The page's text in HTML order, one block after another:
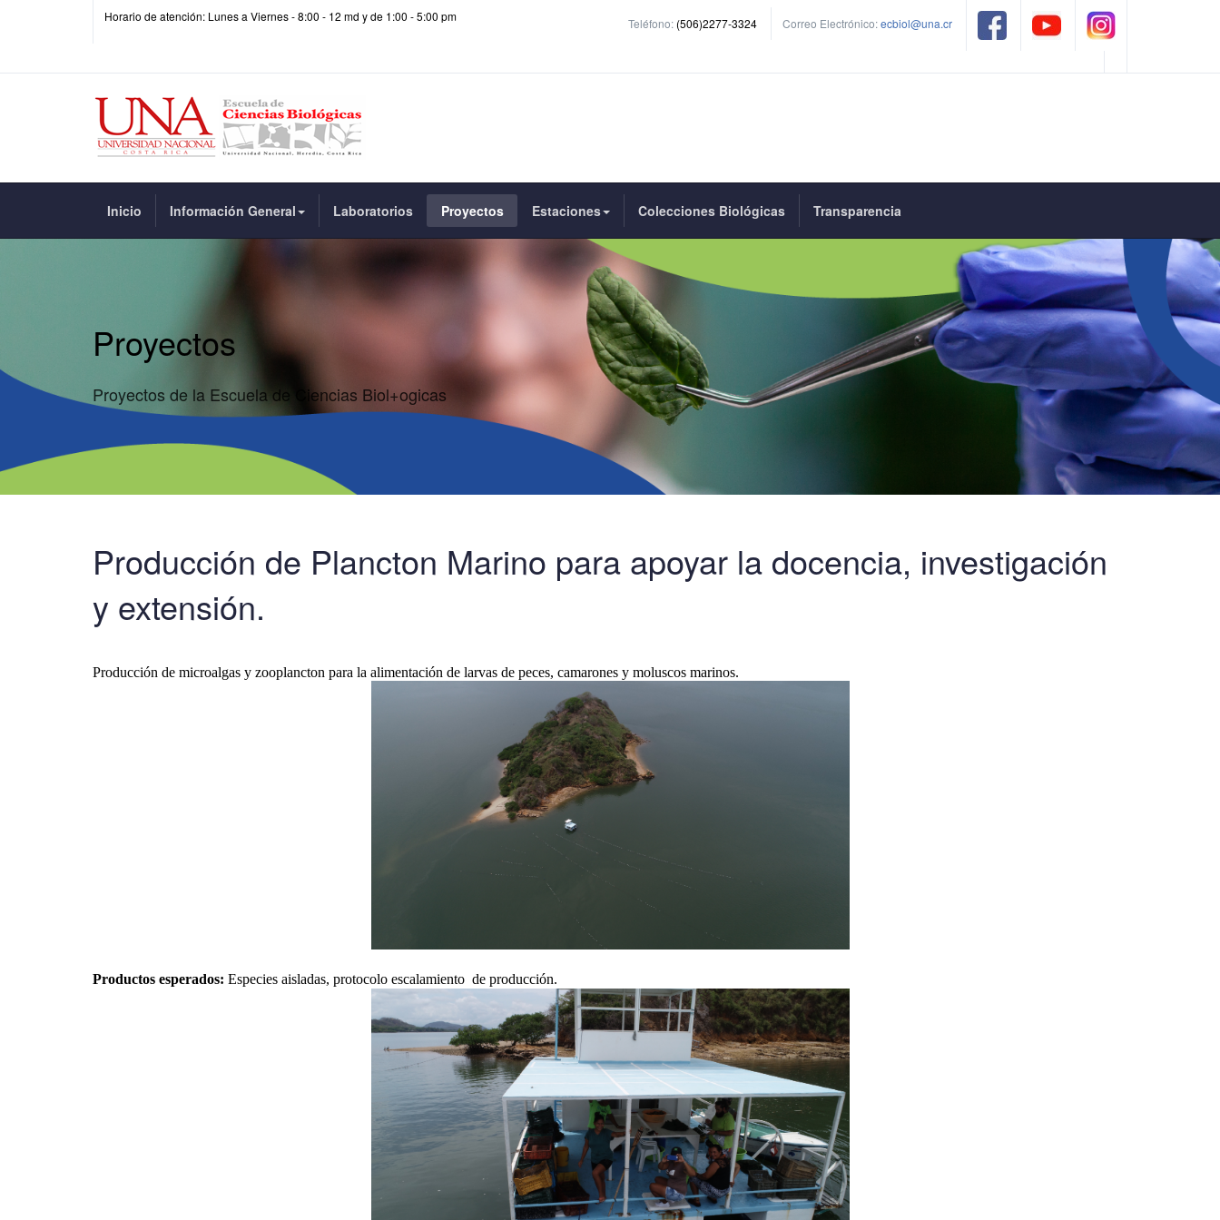
Horario de atención: Lunes a Viernes - 8:00 - 12 md y de 1:00 - 5:00 pm Teléfono: (506)2277-3324 Correo Electrónico:ecbiol@una.cr
Inicio Información General Laboratorios Proyectos Estaciones Colecciones Biológicas Transparencia
Proyectos
Proyectos de la Escuela de Ciencias Biol+ogicas
Producción de Plancton Marino para apoyar la docencia, investigación
y extensión.
Producción de microalgas y zooplancton para la alimentación de larvas de peces, camarones y moluscos marinos.
Productos esperados: Especies aisladas, protocolo escalamiento de producción.